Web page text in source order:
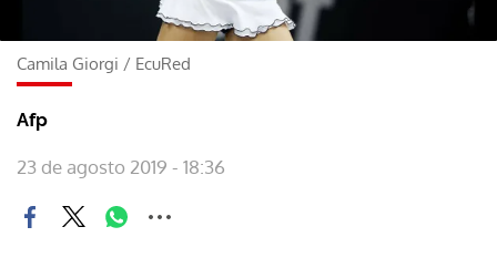
Camila Giorgi / EcuRed
Afp
23 de agosto 2019 - 18:36